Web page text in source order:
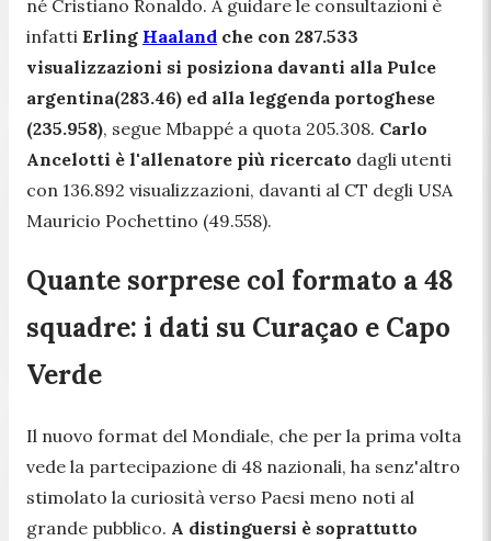
né Cristiano Ronaldo. A guidare le consultazioni è
infatti Erling Haaland che con 287.533
visualizzazioni si posiziona davanti alla Pulce
argentina(283.46) ed alla leggenda portoghese
(235.958), segue Mbappé a quota 205.308. Carlo
Ancelotti è l'allenatore più ricercato dagli utenti
con 136.892 visualizzazioni, davanti al CT degli USA
Mauricio Pochettino (49.558).
Quante sorprese col formato a 48
squadre: i dati su Curaçao e Capo
Verde
Il nuovo format del Mondiale, che per la prima volta
vede la partecipazione di 48 nazionali, ha senz'altro
stimolato la curiosità verso Paesi meno noti al
grande pubblico. A distinguersi è soprattutto